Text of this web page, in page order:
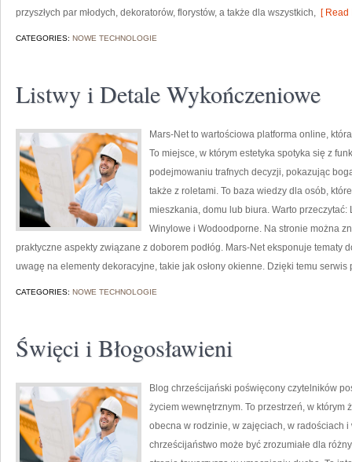
przyszłych par młodych, dekoratorów, florystów, a także dla wszystkich, [ Read
CATEGORIES: NOWE TECHNOLOGIE
Listwy i Detale Wykończeniowe
Mars-Net to wartościowa platforma online,
To miejsce, w którym estetyka spotyka się z
podejmowaniu trafnych decyzji, pokazując
także z roletami. To baza wiedzy dla osób,
mieszkania, domu lub biura. Warto
Winylowe i Wodoodporne. Na stronie można
praktyczne aspekty związane z doborem podłóg. Mars-Net eksponuje tematy
uwagę na elementy dekoracyjne, takie jak osłony okienne. Dzięki temu serwis
CATEGORIES: NOWE TECHNOLOGIE
Święci i Błogosławieni
Blog chrześcijański poświęcony czytelników
życiem wewnętrznym. To przestrzeń, w
obecna w rodzinie, w zajęciach, w radościach
chrześcijaństwo może być zrozumiałe dla